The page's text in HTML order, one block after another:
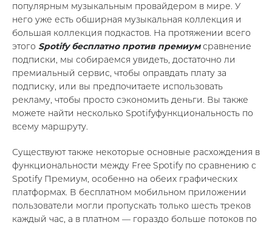
популярным музыкальным провайдером в мире. У
него уже есть обширная музыкальная коллекция и
большая коллекция подкастов. На протяжении всего
этого Spotify бесплатно против премиумсравнение
подписки, мы собираемся увидеть, достаточно ли
премиальный сервис, чтобы оправдать плату за
подписку, или вы предпочитаете использовать
рекламу, чтобы просто сэкономить деньги. Вы также
можете найти несколько Spotifyфункциональность по
всему маршруту.
Существуют также некоторые основные расхождения в
функциональности между Free Spotify по сравнению с
Spotify Премиум, особенно на обеих графических
платформах. В бесплатном мобильном приложении
пользователи могли пропускать только шесть треков
каждый час, а в платном — гораздо больше потоков по